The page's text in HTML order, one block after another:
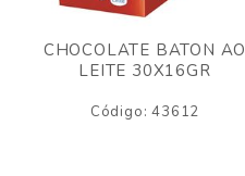
CHOCOLATE BATON AO
LEITE 30X16GR
Código: 43612